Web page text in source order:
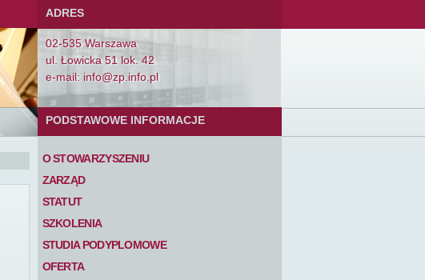
ADRES
02-535 Warszawa
ul. Łowicka 51 lok. 42
e-mail: info@zp.info.pl
PODSTAWOWE INFORMACJE
O STOWARZYSZENIU
ZARZĄD
STATUT
SZKOLENIA
STUDIA PODYPLOMOWE
OFERTA